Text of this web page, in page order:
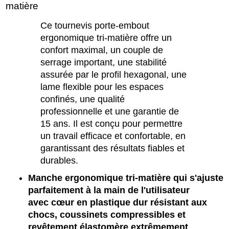
matière
Ce tournevis porte-embout
ergonomique tri-matière offre un
confort maximal, un couple de
serrage important, une stabilité
assurée par le profil hexagonal, une
lame flexible pour les espaces
confinés, une qualité
professionnelle et une garantie de
15 ans. Il est conçu pour permettre
un travail efficace et confortable, en
garantissant des résultats fiables et
durables.
Manche ergonomique tri-matière qui s'ajuste
parfaitement à la main de l'utilisateur
avec cœur en plastique dur résistant aux
chocs, coussinets compressibles et
revêtement élastomère extrêmement